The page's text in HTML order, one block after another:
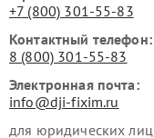
+7 (800) 301-55-83
Контактный телефон:
8 (800) 301-55-83
Электронная почта:
info@dji-fixim.ru
для юридических лиц